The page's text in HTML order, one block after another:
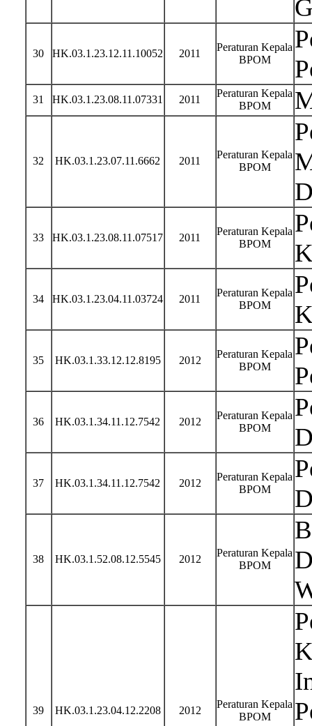
30 HK.03.1.23.12.11.10052 2011
Peraturan Kepala
BPOM
31 HK.03.1.23.08.11.07331 2011
Peraturan Kepala
BPOM
32 HK.03.1.23.07.11.6662 2011
Peraturan Kepala
BPOM
33 HK.03.1.23.08.11.07517 2011
Peraturan Kepala
BPOM
34 HK.03.1.23.04.11.03724 2011
Peraturan Kepala
BPOM
35 HK.03.1.33.12.12.8195 2012
Peraturan Kepala
BPOM
36 HK.03.1.34.11.12.7542 2012
Peraturan Kepala
BPOM
37 HK.03.1.34.11.12.7542 2012
Peraturan Kepala
BPOM
38 HK.03.1.52.08.12.5545 2012
Peraturan Kepala
BPOM
39 HK.03.1.23.04.12.2208 2012
Peraturan Kepala
BPOM